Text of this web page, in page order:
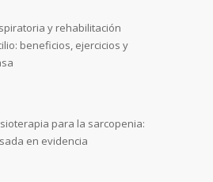
y rehabilitación
beneficios, ejercicios y
para la sarcopenia:
en evidencia